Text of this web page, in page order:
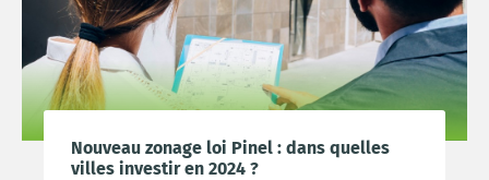
Nouveau zonage loi Pinel : dans quelles
villes investir en 2024 ?